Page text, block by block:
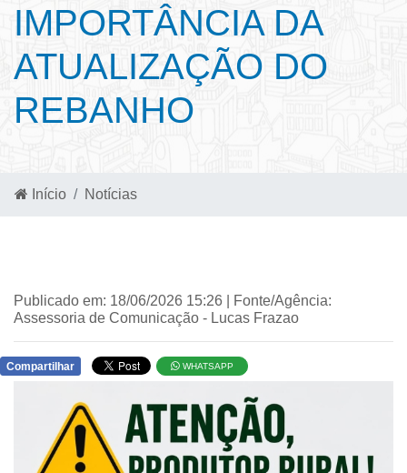
IMPORTÂNCIA DA
ATUALIZAÇÃO DO
REBANHO
Início Notícias
Publicado em: 18/06/2026 15:26 | Fonte/Agência:
Assessoria de Comunicação - Lucas Frazao
Compartilhar WHATSAPP